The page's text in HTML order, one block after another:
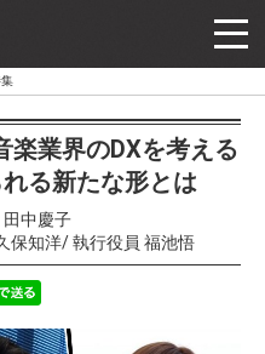
集
楽業界のDXを考える
る新たな形とは
田中慶子
保知洋/ 執行役員 福池悟